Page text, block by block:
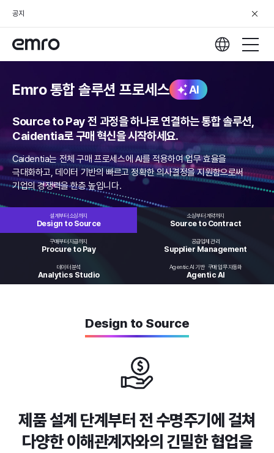
공지
Emro 통합 솔루션 프로세스 AI
Source to Pay 전 과정을 하나로 연결하는 통합 솔루션,
Caidentia로 구매 혁신을 시작하세요.
Caidentia는 전체 구매 프로세스에 AI를 적용하여 업무 효율을
극대화하고, 데이터 기반의 빠르고 정확한 의사결정을 지원함으로써
기업의 경쟁력을 한층 높입니다.
설계부터 소싱까지
Design to Source
소싱부터 계약까지
Source to Contract
구매부터 지급까지
Procure to Pay
공급업체 관리
Supplier Management
데이터 분석
Analytics Studio
Agentic AI 기반 구매 업무 자동화
Agentic AI
Design to Source
제품 설계 단계부터 전 수명주기에 걸쳐
다양한 이해관계자와의 긴밀한 협업을